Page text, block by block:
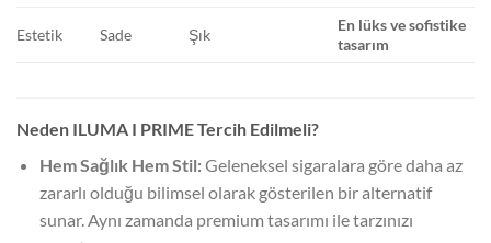
Estetik Sade Şık
En lüks ve sofistike
tasarım
Neden ILUMA I PRIME Tercih Edilmeli?
Hem Sağlık Hem Stil:Geleneksel sigaralara göre daha az
zararlı olduğu bilimsel olarak gösterilen bir alternatif
sunar. Aynı zamanda premium tasarımı ile tarzınızı